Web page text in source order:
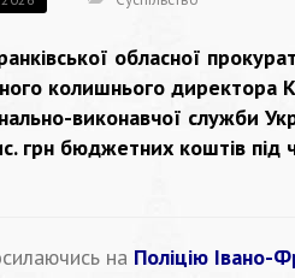
обласної
колишнього директора
виконавчої служби
грн бюджетних коштів під
на Поліцію Івано-